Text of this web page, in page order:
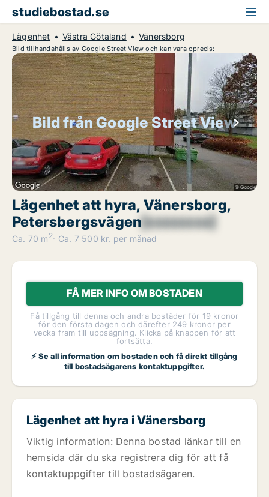
studiebostad.se
Lägenhet Västra Götaland Vänersborg
Bild tillhandahålls av Google Street View och kan vara oprecis:
Bild från Google Street View
Lägenhet att hyra, Vänersborg,
Petersbergsvägen[xxxxxxxx]
Ca. 70 m 2 Ca. 7 500 kr. per månad
FÅ MER INFO OM BOSTADEN
Få tillgång till denna och andra bostäder för 19 kronor
för den första dagen och därefter 249 kronor per
vecka fram till uppsägning. Klicka på knappen för att
fortsätta.
⚡ Se all information om bostaden och få direkt tillgång
till bostadsägarens kontaktuppgifter.
Lägenhet att hyra i Vänersborg
Viktig information: Denna bostad länkar till en
hemsida där du ska registrera dig för att få
kontaktuppgifter till bostadsägaren.